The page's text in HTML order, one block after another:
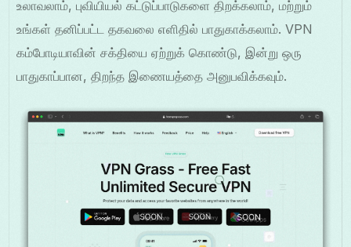
உலாவலாம், புவியியல் கட்டுப்பாடுகளை திறக்கலாம், மற்றும்
உங்கள் தனிப்பட்ட தகவலை எளிதில் பாதுகாக்கலாம். VPN
கம்போடியாவின் சக்தியை ஏற்றுக் கொண்டு, இன்று ஒரு
பாதுகாப்பான, திறந்த இணையத்தை அனுபவிக்கவும்.